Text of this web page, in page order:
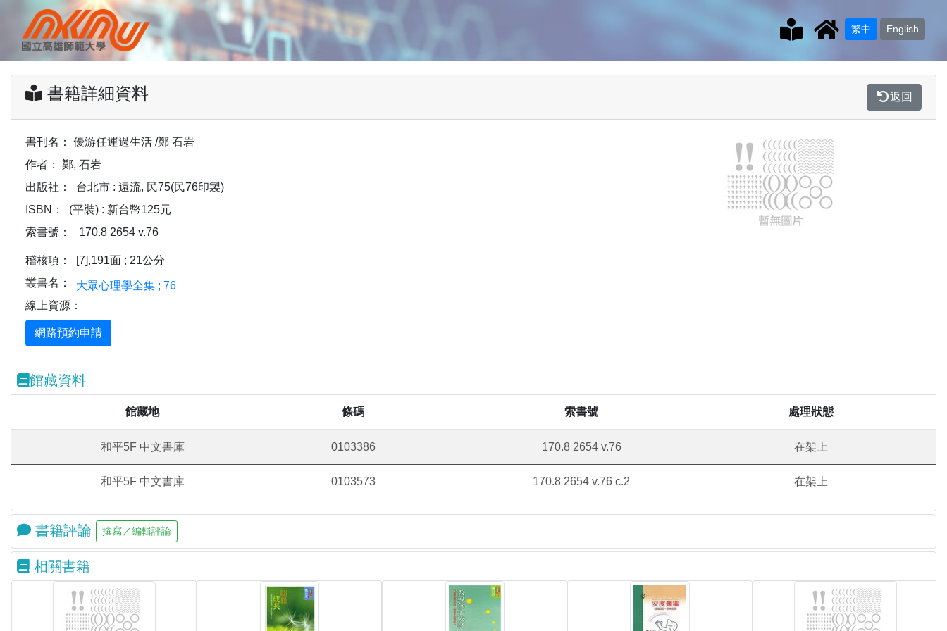
繁中 English
書籍詳細資料 返回
書刊名：
優游任運過生活 /鄭 石岩
作者：
鄭, 石岩
出版社：
台北市 : 遠流, 民75(民76印製)
ISBN：
(平裝) : 新台幣125元
索書號：
170.8 2654 v.76
稽核項：
[7],191面 ; 21公分
叢書名：
大眾心理學全集 ; 76
線上資源：
Previous
館藏資料
館藏地 條碼 索書號 處理狀態
和平5F 中文書庫 0103386 170.8 2654 v.76 在架上
和平5F 中文書庫 0103573 170.8 2654 v.76 c.2 在架上
書籍評論
相關書籍